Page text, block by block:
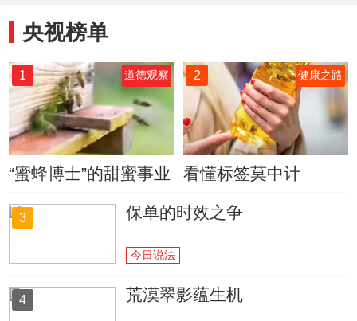
央视榜单
1 道德观察
“蜜蜂博士”的甜蜜事业
2 健康之路
看懂标签莫中计
3 保单的时效之争
今日说法
4 荒漠翠影蕴生机